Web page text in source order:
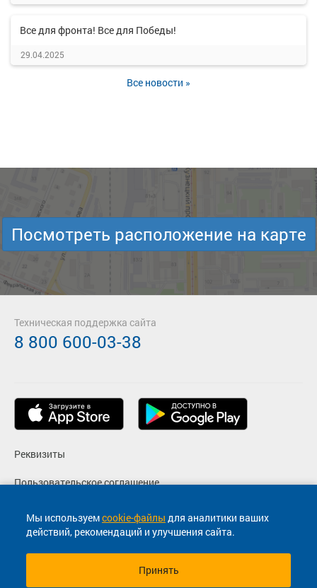
Все для фронта! Все для Победы!
29.04.2025
Все новости »
Мы используемcookie-файлы для аналитики ваших
действий, рекомендаций и улучшения сайта.
Принять
Посмотреть расположение на карте
Реквизиты
Пользовательское соглашение
Политика конфиденциальности
Согласие на маркетинговые сообщения
Техническая поддержка сайта
8 800 600-03-38
© 2013-2026, ООО "Капитал"- Онлайн сервис продажи